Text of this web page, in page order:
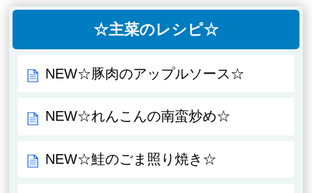
☆主菜のレシピ☆
NEW☆豚肉のアップルソース☆
NEW☆れんこんの南蛮炒め☆
NEW☆鮭のごま照り焼き☆